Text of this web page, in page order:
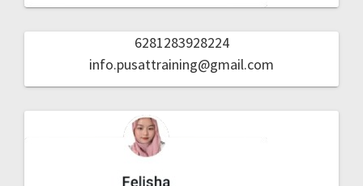
6281283928224
info.pusattraining@gmail.com